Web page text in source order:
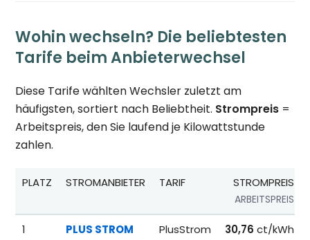
Wohin wechseln? Die beliebtesten
Tarife beim Anbieterwechsel
Diese Tarife wählten Wechsler zuletzt am
häufigsten, sortiert nach Beliebtheit. Strompreis =
Arbeitspreis, den Sie laufend je Kilowattstunde
zahlen.
Beliebteste Tarife beim Anbieterwechsel;
PLATZ STROMANBIETER TARIF STROMPREIS
ARBEITSPREIS
1 PLUS STROM
PlusStrom
30,76 ct/kWh